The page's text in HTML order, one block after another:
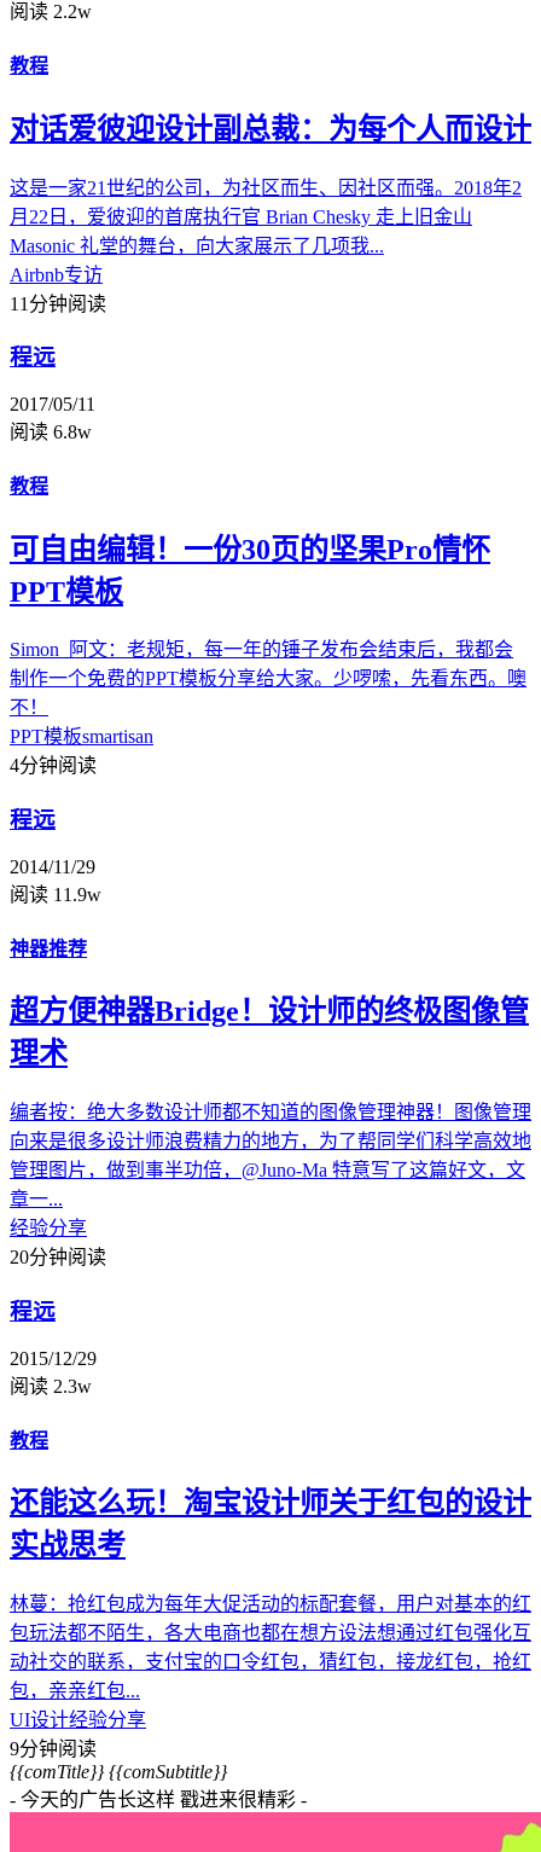
阅读 2.2w
教程
对话爱彼迎设计副总裁：为每个人而设计
这是一家21世纪的公司，为社区而生、因社区而强。2018年2
月22日，爱彼迎的首席执行官 Brian Chesky 走上旧金山
Masonic 礼堂的舞台，向大家展示了几项我...
Airbnb专访
11分钟阅读
程远
2017/05/11
阅读 6.8w
教程
可自由编辑！一份30页的坚果Pro情怀
PPT模板
Simon_阿文：老规矩，每一年的锤子发布会结束后，我都会
制作一个免费的PPT模板分享给大家。少啰嗦，先看东西。噢
不！
PPT模板smartisan
4分钟阅读
程远
2014/11/29
阅读 11.9w
神器推荐
超方便神器Bridge！设计师的终极图像管
理术
编者按：绝大多数设计师都不知道的图像管理神器！图像管理
向来是很多设计师浪费精力的地方，为了帮同学们科学高效地
管理图片，做到事半功倍，@Juno-Ma 特意写了这篇好文，文
章一...
经验分享
20分钟阅读
程远
2015/12/29
阅读 2.3w
教程
还能这么玩！淘宝设计师关于红包的设计
实战思考
林蔓：抢红包成为每年大促活动的标配套餐，用户对基本的红
包玩法都不陌生，各大电商也都在想方设法想通过红包强化互
动社交的联系，支付宝的口令红包，猜红包，接龙红包，抢红
包，亲亲红包...
UI设计经验分享
9分钟阅读
{{comTitle}} {{comSubtitle}}
- 今天的广告长这样 戳进来很精彩 -